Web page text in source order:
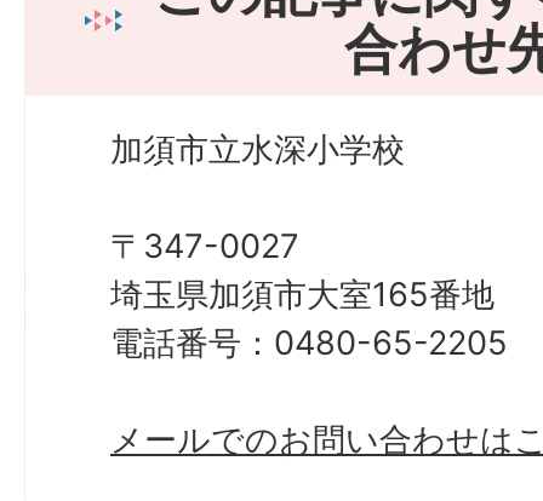
合わせ
加須市立水深小学校
〒347-0027
埼玉県加須市大室165番地
電話番号：0480-65-2205
メールでのお問い合わせは